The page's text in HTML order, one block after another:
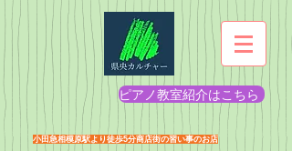
ピアノ教室紹介はこちら
​小田急相模原駅より徒歩5分商店街の習い事のお店